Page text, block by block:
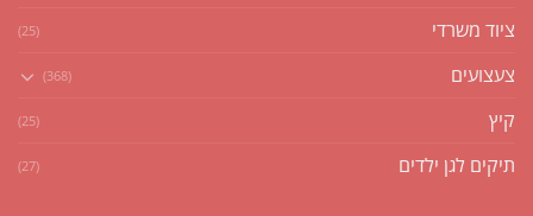
ציוד משרדי (25)
צעצועים (368)
קיץ (25)
תיקים לגן ילדים (27)